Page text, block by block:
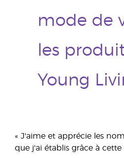
mode de
les
Young
« J'aime et apprécie les
que j'ai établis grâce à cette